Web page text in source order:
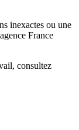
inexactes ou une
France
, consultez